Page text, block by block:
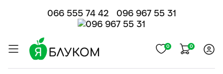
066 555 74 42 096 967 55 31
0 0